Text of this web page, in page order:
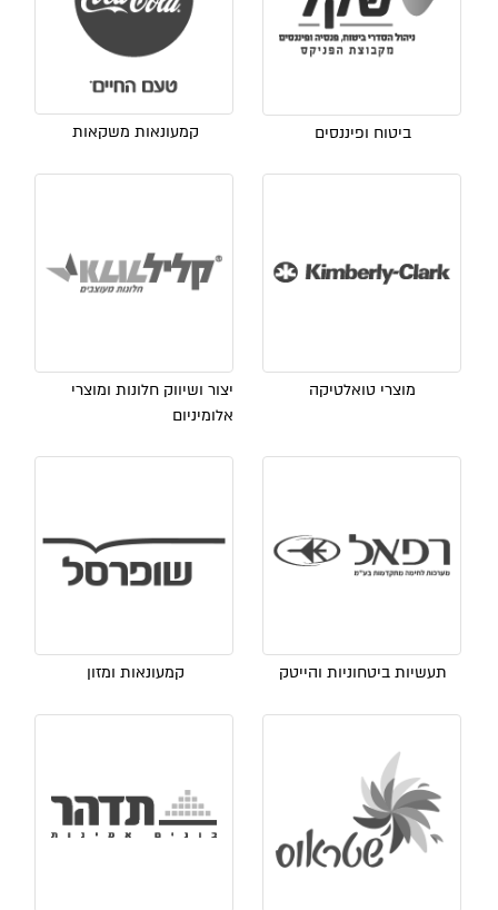
ביטוח ופיננסים קמעונאות משקאות
מוצרי טואלטיקה
יצור ושיווק חלונות ומוצרי
אלומיניום
תעשיות ביטחוניות והייטק קמעונאות ומזון